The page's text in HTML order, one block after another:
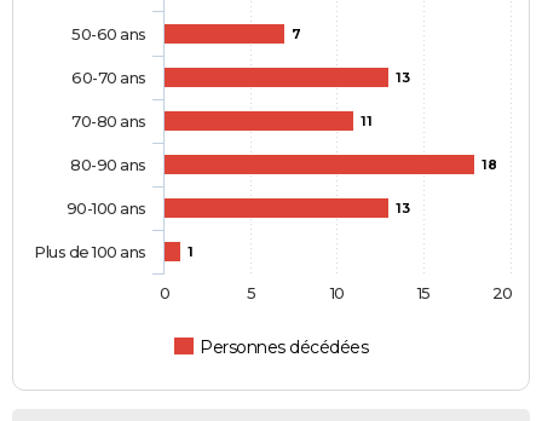
7
13
11
18
13
1
Personnes décédées
50-60 ans
60-70 ans
70-80 ans
80-90 ans
90-100 ans
Plus de 100 ans
0 5 10 15 20